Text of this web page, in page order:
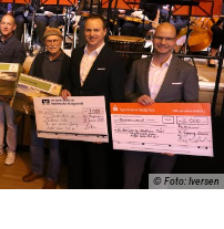
© Foto: Iversen